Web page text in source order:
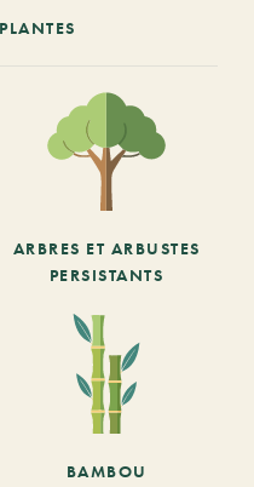
ARBRES ET ARBUSTES
PERSISTANTS
BAMBOU